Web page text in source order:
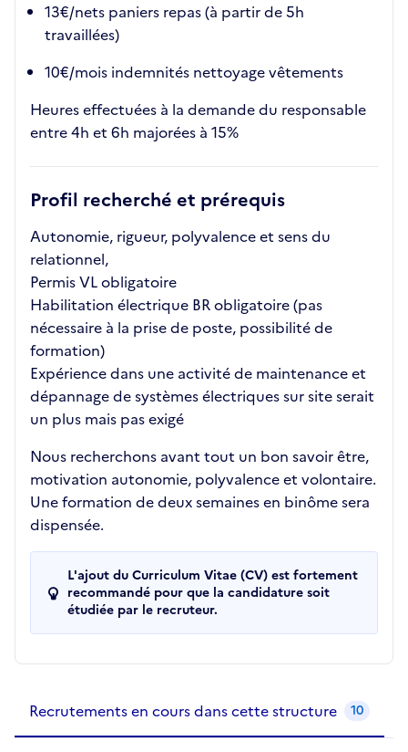
13€/nets paniers repas (à partir de 5h
travaillées)
10€/mois indemnités nettoyage vêtements
Heures effectuées à la demande du responsable
entre 4h et 6h majorées à 15%
Profil recherché et prérequis
Autonomie, rigueur, polyvalence et sens du
relationnel,
Permis VL obligatoire
Habilitation électrique BR obligatoire (pas
nécessaire à la prise de poste, possibilité de
formation)
Expérience dans une activité de maintenance et
dépannage de systèmes électriques sur site serait
un plus mais pas exigé
Nous recherchons avant tout un bon savoir être,
motivation autonomie, polyvalence et volontaire.
Une formation de deux semaines en binôme sera
dispensée.
L'ajout du Curriculum Vitae (CV) est fortement
recommandé pour que la candidature soit
étudiée par le recruteur.
Recrutements en cours dans cette structure 10